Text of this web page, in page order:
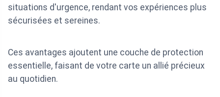
situations d'urgence, rendant vos expériences plus
sécurisées et sereines.
Ces avantages ajoutent une couche de protection
essentielle, faisant de votre carte un allié précieux
au quotidien.